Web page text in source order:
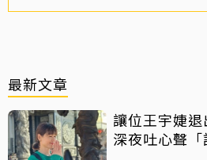
最新文章
讓位王宇婕
深夜吐心聲「